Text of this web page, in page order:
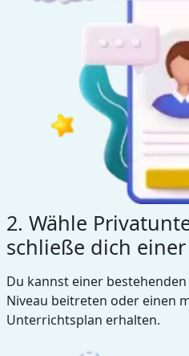
2. Wähle
schließe dich
Du kannst einer
Niveau beitreten oder einen
Unterrichtsplan erhalten.